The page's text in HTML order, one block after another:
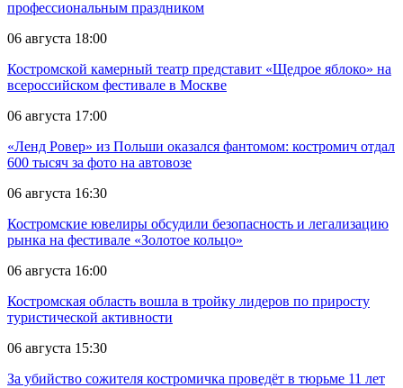
профессиональным праздником
06 августа 18:00
Костромской камерный театр представит «Щедрое яблоко» на
всероссийском фестивале в Москве
06 августа 17:00
«Ленд Ровер» из Польши оказался фантомом: костромич отдал
600 тысяч за фото на автовозе
06 августа 16:30
Костромские ювелиры обсудили безопасность и легализацию
рынка на фестивале «Золотое кольцо»
06 августа 16:00
Костромская область вошла в тройку лидеров по приросту
туристической активности
06 августа 15:30
За убийство сожителя костромичка проведёт в тюрьме 11 лет